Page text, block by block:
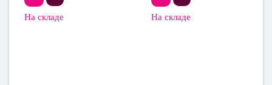
На складе На складе